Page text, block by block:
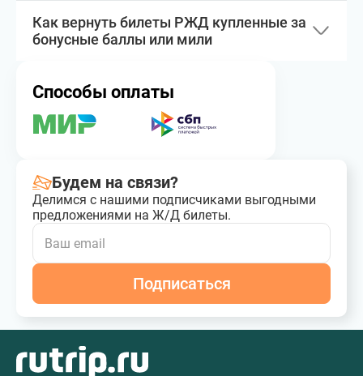
Как вернуть билеты РЖД купленные за
бонусные баллы или мили
Способы оплаты
Будем на связи?
Делимся с нашими подписчиками выгодными
предложениями на Ж/Д билеты.
Подписаться